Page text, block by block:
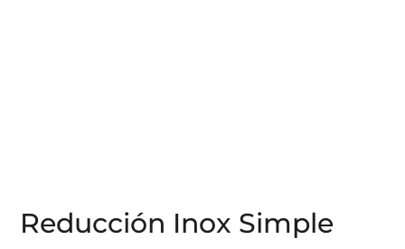
Reducción Inox Simple